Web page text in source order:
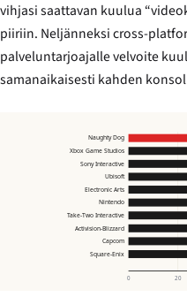
vihjasi saattavan kuulua
piiriin. Neljänneksi cross-
palveluntarjoajalle velvoite
samanaikaisesti kahden
0 20
Naughty Dog
Xbox Game Studios
Sony Interactive
Ubisoft
Electronic Arts
Nintendo
Take-Two Interactive
Activision-Blizzard
Capcom
Square-Enix